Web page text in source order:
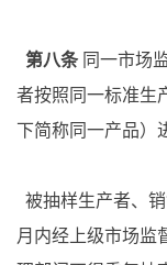
第八条 同一市场
者按照同一标准生
下简称同一产品）
被抽样生产者、
月内经上级市场监